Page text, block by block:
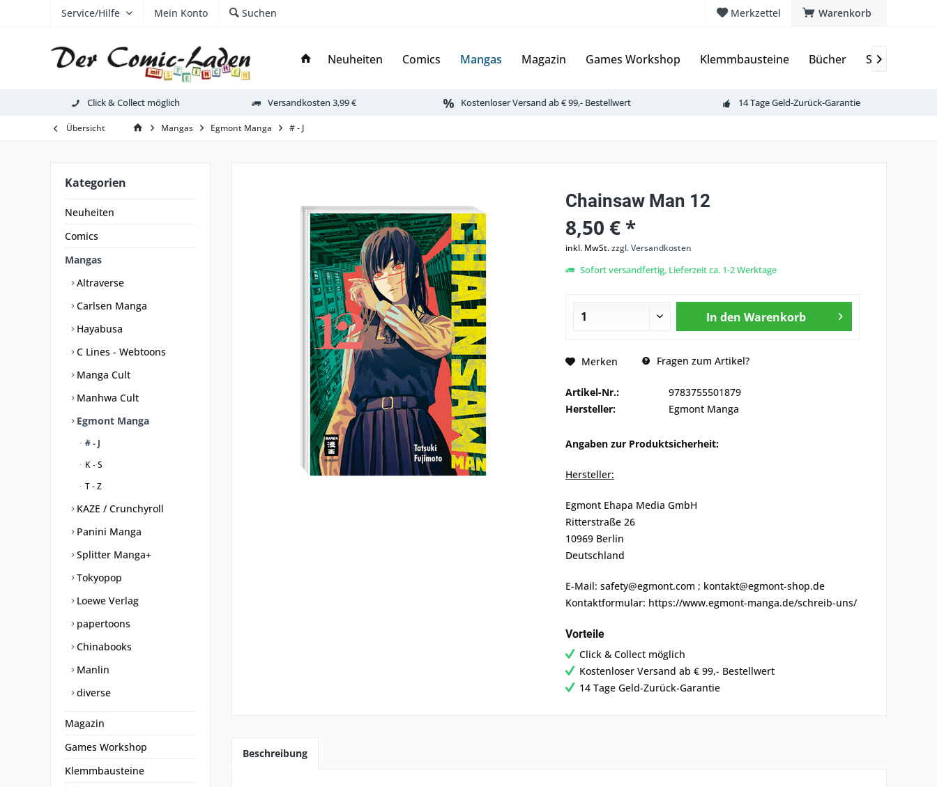
Warenkorb
Merkzettel
Service/Hilfe Mein Konto Suchen
Neuheiten Comics Mangas Magazin Games Workshop Klemmbausteine Bücher 
Click & Collect möglich Versandkosten 3,99 € Kostenloser Versand ab € 99,- Bestellwert 14 Tage Geld-Zurück-Garantie
Übersicht Mangas Egmont Manga # - J
Kategorien
Neuheiten
Comics
Mangas
Altraverse
Carlsen Manga
Hayabusa
C Lines - Webtoons
Manga Cult
Manhwa Cult
Egmont Manga
# - J
K - S
T - Z
KAZE / Crunchyroll
Panini Manga
Splitter Manga+
Tokyopop
Loewe Verlag
papertoons
Chinabooks
Manlin
diverse
Magazin
Games Workshop
Klemmbausteine
Chainsaw Man 12
8,50 € *
inkl. MwSt.zzgl. Versandkosten
Sofort versandfertig, Lieferzeit ca. 1-2 Werktage
In den Warenkorb
Merken Fragen zum Artikel?
Artikel-Nr.:
9783755501879
Hersteller:
Egmont Manga
Angaben zur Produktsicherheit:
Hersteller:
Egmont Ehapa Media GmbH
Ritterstraße 26
10969 Berlin
Deutschland
E-Mail: safety@egmont.com ; kontakt@egmont-shop.de
Kontaktformular: https://www.egmont-manga.de/schreib-uns/
Vorteile
Click & Collect möglich
Kostenloser Versand ab € 99,- Bestellwert
14 Tage Geld-Zurück-Garantie
Beschreibung